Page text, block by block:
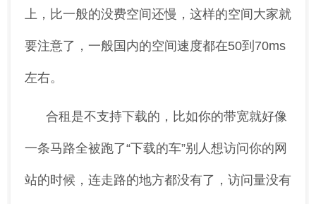
上，比一般的没费空间还慢，这样的空间大家就
要注意了，一般国内的空间速度都在50到70ms
左右。
合租是不支持下载的，比如你的带宽就好像
一条马路全被跑了“下载的车”别人想访问你的网
站的时候，连走路的地方都没有了，访问量没有